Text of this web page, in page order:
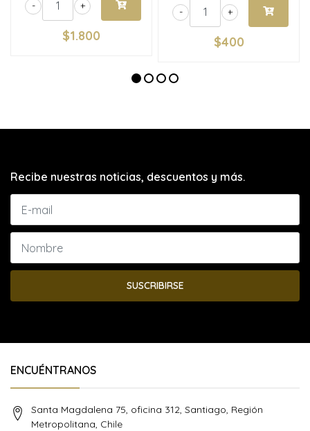
+
-
$1.800
+
-
$400
Recibe nuestras noticias, descuentos y más.
SUSCRIBIRSE
ENCUÉNTRANOS
Santa Magdalena 75, oficina 312, Santiago, Región
Metropolitana, Chile